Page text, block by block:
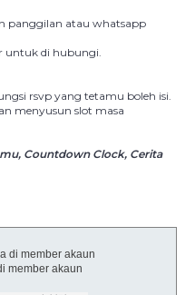
panggilan atau whatsapp
untuk di hubungi.
rsvp yang tetamu boleh isi.
menyusun slot masa
Countdown Clock, Cerita
di member akaun
member akaun